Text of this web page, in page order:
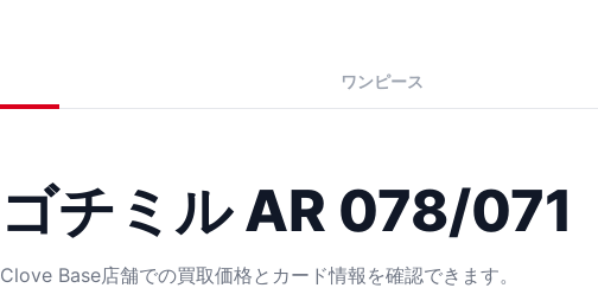
ワンピース
ゴチミル AR 078/071
Clove Base店舗での買取価格とカード情報を確認できます。